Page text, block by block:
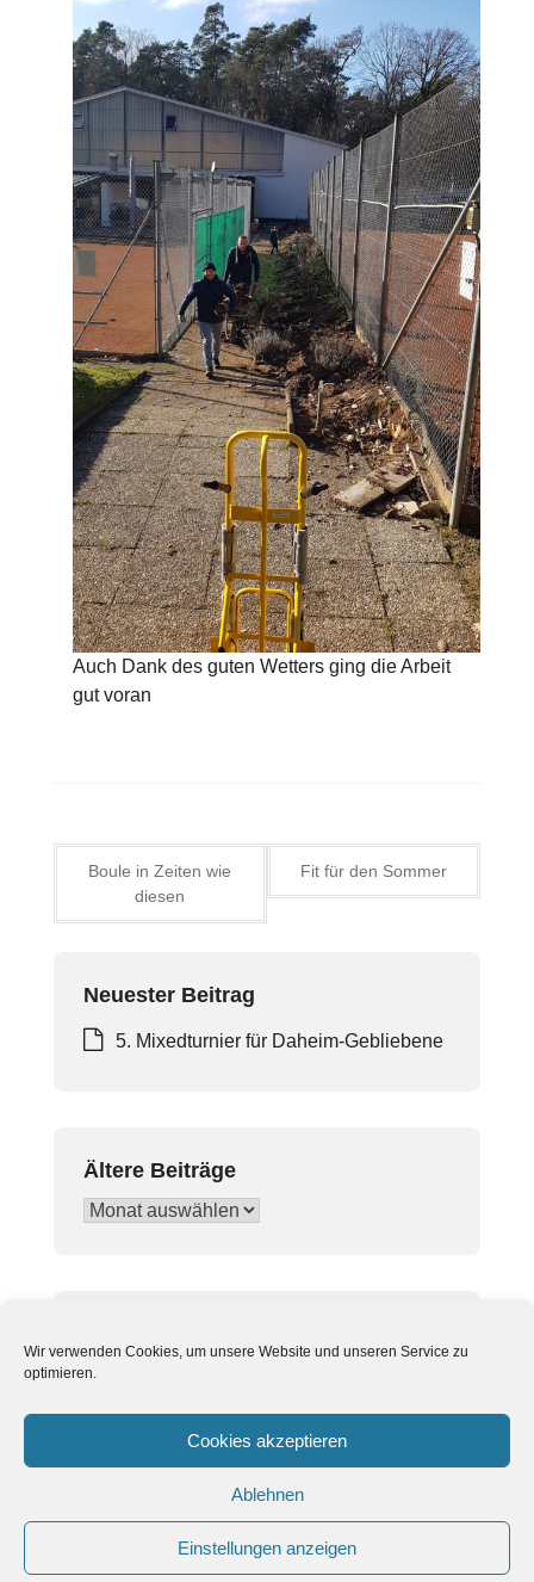
Wir verwenden Cookies, um unsere Website und unseren Service zu
optimieren.
Cookies akzeptieren
Ablehnen
Einstellungen anzeigen
Auch Dank des guten Wetters ging die Arbeit
gut voran
Beitragsnavigation
Boule in Zeiten wie
diesen
Fit für den Sommer
Neuester Beitrag
5. Mixedturnier für Daheim-Gebliebene
Ältere Beiträge
Ältere
Suchen
© TC Ober-Roden e.V.